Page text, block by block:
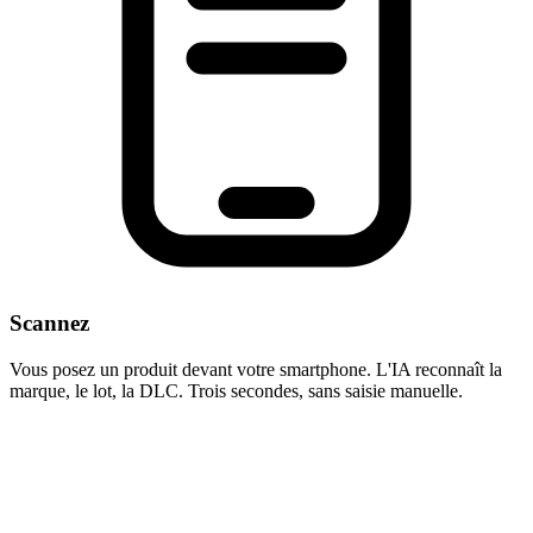
Scannez
Vous posez un produit devant votre smartphone. L'IA reconnaît la
marque, le lot, la DLC. Trois secondes, sans saisie manuelle.